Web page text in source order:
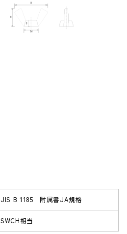
JIS B 1185 附属書JA規格
SWCH相当